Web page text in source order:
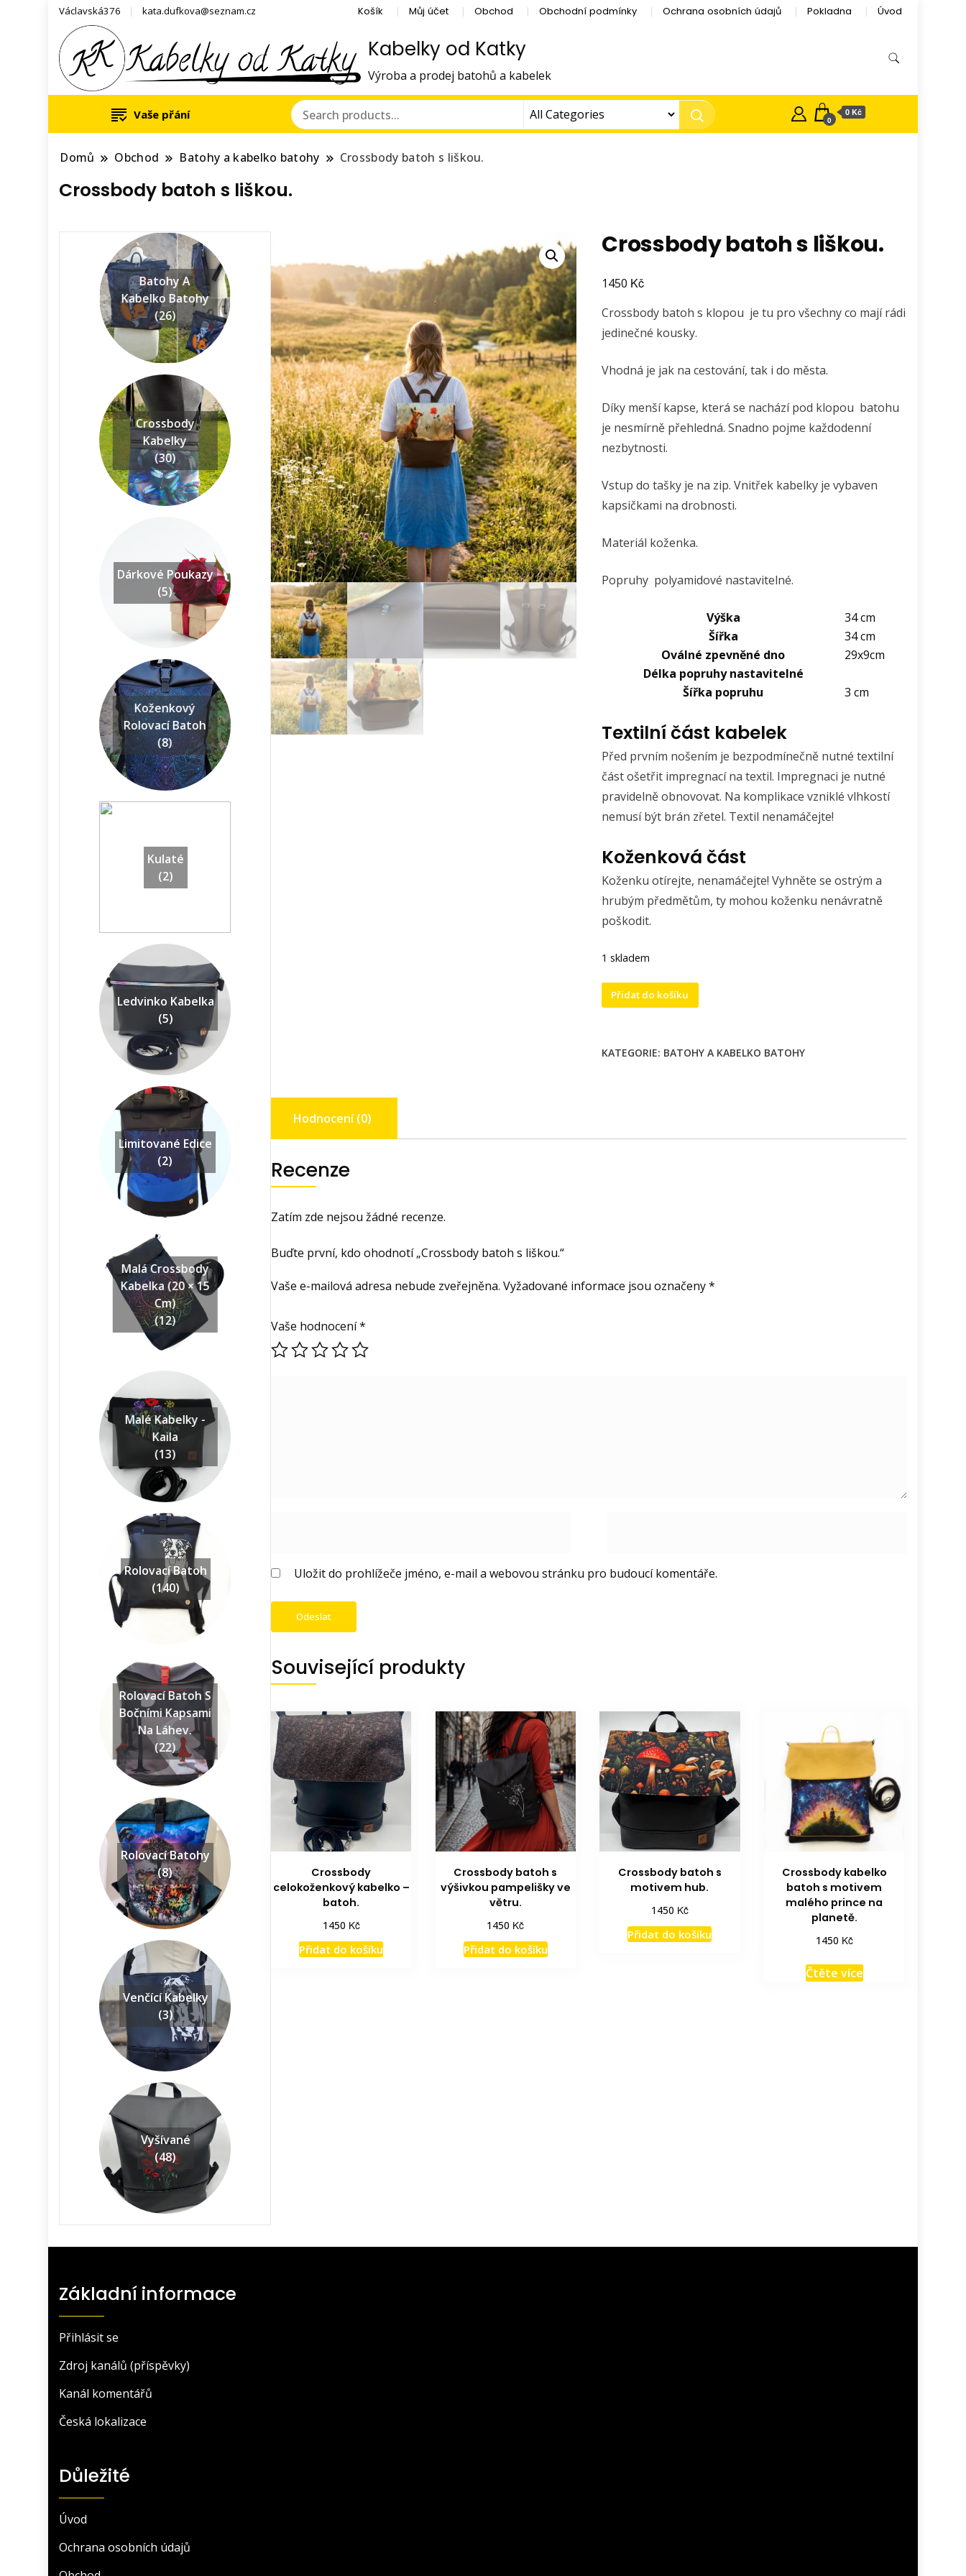
Václavská376 kata.dufkova@seznam.cz Košík Můj účet Obchod Obchodní podmínky Ochrana osobních údajů Pokladna Úvod
Kabelky od Katky
Výroba a prodej batohů a kabelek
Vaše přání 0
0 Kč
Domů Obchod Batohy a kabelko batohy Crossbody batoh s liškou.
Crossbody batoh s liškou.
Crossbody batoh s liškou.
1450 Kč
Crossbody batoh s klopou je tu pro všechny co mají rádi
jedinečné kousky.
Vhodná je jak na cestování, tak i do města.
Díky menší kapse, která se nachází pod klopou batohu
je nesmírně přehledná. Snadno pojme každodenní
nezbytnosti.
Vstup do tašky je na zip. Vnitřek kabelky je vybaven
kapsičkami na drobnosti.
Materiál koženka.
Popruhy polyamidové nastavitelné.
Výška
34 cm
Šířka
34 cm
Oválné zpevněné dno
29x9cm
Délka popruhy nastavitelné
Šířka popruhu
3 cm
Textilní část kabelek
Před prvním nošením je bezpodmínečně nutné textilní
část ošetřit impregnací na textil. Impregnaci je nutné
pravidelně obnovovat. Na komplikace vzniklé vlhkostí
nemusí být brán zřetel. Textil nenamáčejte!
Koženková část
Koženku otírejte, nenamáčejte! Vyhněte se ostrým a
hrubým předmětům, ty mohou koženku nenávratně
poškodit.
1 skladem
Crossbody
batoh
množství
Přidat do košíku
KATEGORIE: BATOHY A KABELKO BATOHY
Hodnocení (0)
Recenze
Zatím zde nejsou žádné recenze.
Buďte první, kdo ohodnotí „Crossbody batoh s liškou.“
Vaše e-mailová adresa nebude zveřejněna. Vyžadované informace jsou označeny*
Vaše hodnocení*
Uložit do prohlížeče jméno, e-mail a webovou stránku pro budoucí komentáře.
Související produkty
Crossbody
celokoženkový kabelko –
batoh.
1450 Kč
Přidat do košíku
Crossbody batoh s
výšivkou pampelišky ve
větru.
1450 Kč
Přidat do košíku
Crossbody batoh s
motivem hub.
1450 Kč
Přidat do košíku
Crossbody kabelko
batoh s motivem
malého prince na
planetě.
1450 Kč
Čtěte více
Batohy A
Kabelko Batohy
(26)
Crossbody
Kabelky
(30)
Dárkové Poukazy
(5)
Koženkový
Rolovací Batoh
(8)
Kulaté
(2)
Ledvinko Kabelka
(5)
Limitované Edice
(2)
Malá Crossbody
Kabelka (20 × 15
Cm)
(12)
Malé Kabelky -
Kaila
(13)
Rolovací Batoh
(140)
Rolovací Batoh S
Bočními Kapsami
Na Láhev.
(22)
Rolovací Batohy
(8)
Venčící Kabelky
(3)
Vyšívané
(48)
Základní informace
Přihlásit se
Zdroj kanálů (příspěvky)
Kanál komentářů
Česká lokalizace
Důležité
Úvod
Ochrana osobních údajů